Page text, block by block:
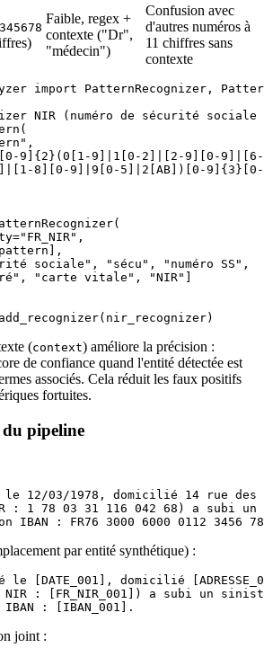
Faible, regex +
contexte ("Dr",
"médecin")
Confusion avec
d'autres numéros à
11 chiffres sans
contexte
import PatternRecognizer,
NIR (numéro de sécurité
9]{2}(0[1-9]|1[0-2]|[2-9][0-
8][0-9]|9[0-5]|2[AB])[0-
sociale", "sécu", "numéro SS",
"carte vitale", "NIR"]
(context) améliore la précision :
de confiance quand l'entité détectée est
associés. Cela réduit les faux positifs
fortuites.
du pipeline
le 12/03/1978, domicilié 14 rue
: 1 78 03 31 116 042 68) a subi
IBAN : FR76 3000 6000 0112 3456
par entité synthétique) :
le [DATE_001], domicilié
NIR : [FR_NIR_001]) a subi un
IBAN : [IBAN_001].
joint :